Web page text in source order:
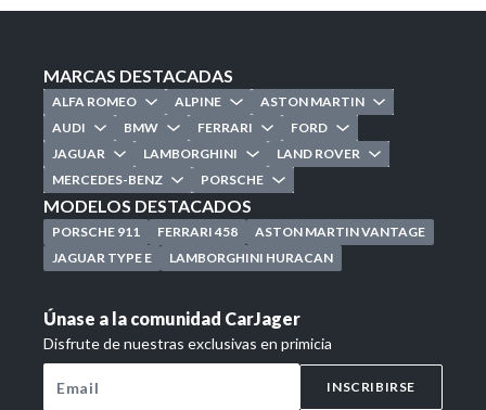
MARCAS DESTACADAS
ALFA ROMEO ALPINE
ASTON MARTIN
AUDI
BMW FERRARI
FORD
JAGUAR
LAMBORGHINI
LAND ROVER
MERCEDES-BENZ
PORSCHE
MODELOS DESTACADOS
PORSCHE 911 FERRARI 458
ASTON MARTIN VANTAGE
JAGUAR TYPE E
LAMBORGHINI HURACAN
Únase a la comunidad CarJager
Disfrute de nuestras exclusivas en primicia
INSCRIBIRSE